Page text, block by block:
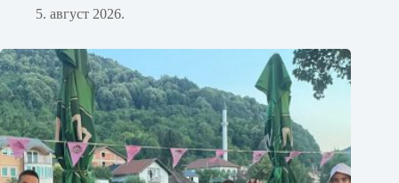
5. август 2026.